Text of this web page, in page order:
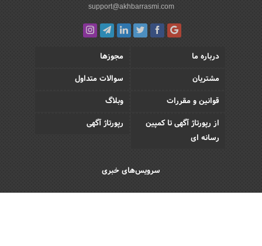
support@akhbarrasmi.com
درباره ما
مجوزها
مشتریان
سوالات متداول
قوانین و مقررات
وبلاگ
از رپورتاژ آگهی تا کمپین
رسانه ای
رپورتاژ آگهی
سرویس‌های خبری